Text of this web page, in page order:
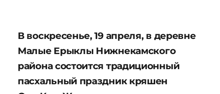
В воскресенье, 19 апреля, в деревне
Малые Ерыклы Нижнекамского
района состоится традиционный
пасхальный праздник кряшен